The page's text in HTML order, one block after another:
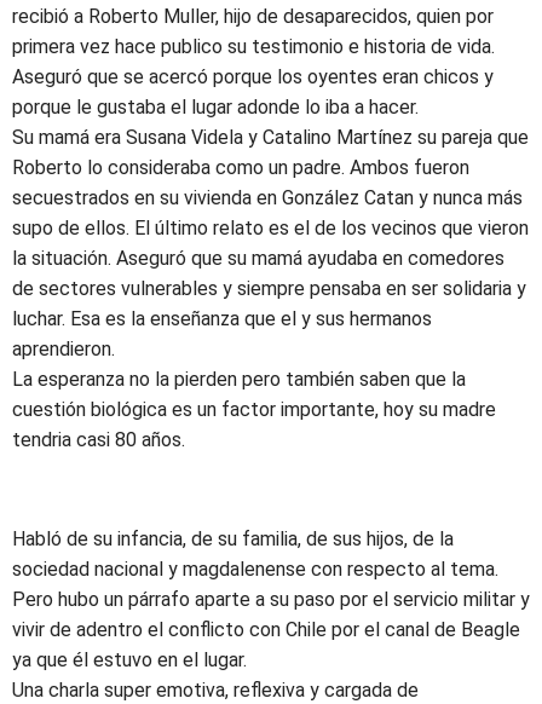
recibió a Roberto Muller, hijo de desaparecidos, quien por
primera vez hace publico su testimonio e historia de vida.
Aseguró que se acercó porque los oyentes eran chicos y
porque le gustaba el lugar adonde lo iba a hacer.
Su mamá era Susana Videla y Catalino Martínez su pareja que
Roberto lo consideraba como un padre. Ambos fueron
secuestrados en su vivienda en González Catan y nunca más
supo de ellos. El último relato es el de los vecinos que vieron
la situación. Aseguró que su mamá ayudaba en comedores
de sectores vulnerables y siempre pensaba en ser solidaria y
luchar. Esa es la enseñanza que el y sus hermanos
aprendieron.
La esperanza no la pierden pero también saben que la
cuestión biológica es un factor importante, hoy su madre
tendria casi 80 años.
Habló de su infancia, de su familia, de sus hijos, de la
sociedad nacional y magdalenense con respecto al tema.
Pero hubo un párrafo aparte a su paso por el servicio militar y
vivir de adentro el conflicto con Chile por el canal de Beagle
ya que él estuvo en el lugar.
Una charla super emotiva, reflexiva y cargada de